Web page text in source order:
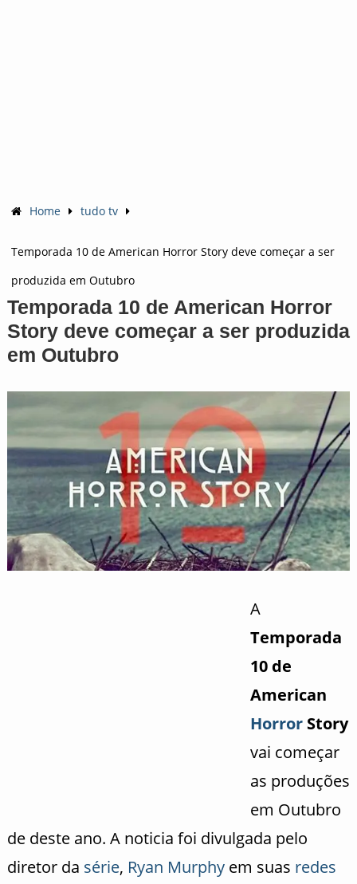
Home tudo tv
Temporada 10 de American Horror Story deve começar a ser
produzida em Outubro
Temporada 10 de American Horror
Story deve começar a ser produzida
em Outubro
A
Temporada
10 de
American
HorrorStory
vai começar
as produções
em Outubro
de deste ano. A noticia foi divulgada pelo
diretor da série, Ryan Murphyem suas redes